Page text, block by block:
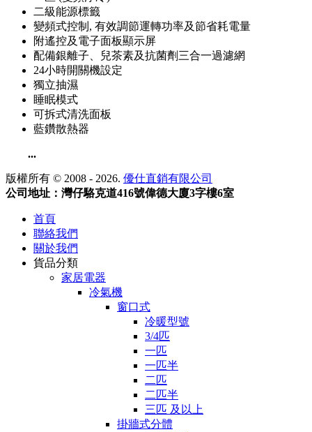
二級能源標籤
變頻式控制, 有效調節運轉功率及節省耗電量
附遙控及電子面板顯示屏
配備銀離子、兒茶素及抗菌劑三合一過濾網
24小時開關機設定
獨立抽濕
睡眠模式
可拆式清洗面板
藍鑽散熱器
...
版權所有 © 2008 - 2026. 優仕直銷有限公司
公司地址：灣仔駱克道416號偉德大廈3字樓6室
首頁
聯絡我們
關於我們
貨品分類
家居電器
冷氣機
窗口式
冷暖型號
3/4匹
一匹
一匹半
二匹
二匹半
三匹 及以上
掛牆式分體